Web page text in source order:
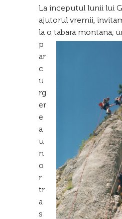
La inceputul lunii lui
ajutorul vremii,
la o tabara montana,
p
ar
c
u
rg
er
e
a
u
n
o
r
tr
a
s